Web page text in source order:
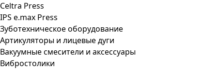
Celtra Press
IPS e.max Press
Зуботехническое оборудование
Артикуляторы и лицевые дуги
Вакуумные смесители и аксессуары
Вибростолики